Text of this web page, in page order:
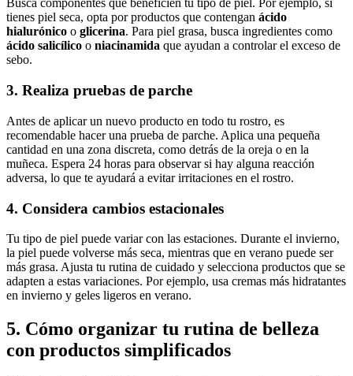
Busca componentes que beneficien tu tipo de piel. Por ejemplo, si
tienes piel seca, opta por productos que contengan ácido
hialurónico o glicerina. Para piel grasa, busca ingredientes como
ácido salicílico o niacinamida que ayudan a controlar el exceso de
sebo.
3. Realiza pruebas de parche
Antes de aplicar un nuevo producto en todo tu rostro, es
recomendable hacer una prueba de parche. Aplica una pequeña
cantidad en una zona discreta, como detrás de la oreja o en la
muñeca. Espera 24 horas para observar si hay alguna reacción
adversa, lo que te ayudará a evitar irritaciones en el rostro.
4. Considera cambios estacionales
Tu tipo de piel puede variar con las estaciones. Durante el invierno,
la piel puede volverse más seca, mientras que en verano puede ser
más grasa. Ajusta tu rutina de cuidado y selecciona productos que se
adapten a estas variaciones. Por ejemplo, usa cremas más hidratantes
en invierno y geles ligeros en verano.
5. Cómo organizar tu rutina de belleza
con productos simplificados